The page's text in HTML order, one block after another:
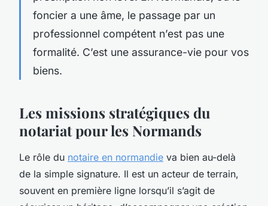
foncier a une âme, le passage par un
professionnel compétent n’est pas une
formalité. C’est une assurance-vie pour vos
biens.
Les missions stratégiques du
notariat pour les Normands
Le rôle du notaire en normandie va bien au-delà
de la simple signature. Il est un acteur de terrain,
souvent en première ligne lorsqu’il s’agit de